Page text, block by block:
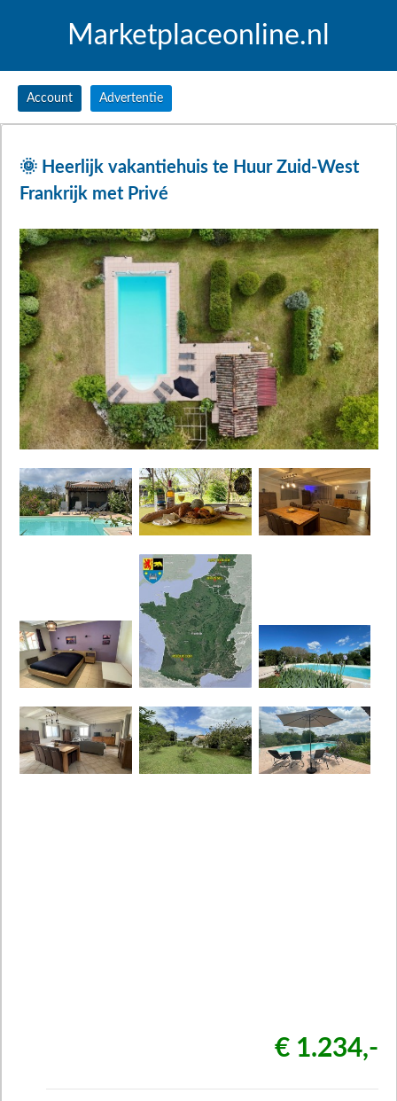
Marketplaceonline.nl
Account Advertentie
🌞 Heerlijk vakantiehuis te Huur Zuid-West
Frankrijk met Privé
€ 1.234,-